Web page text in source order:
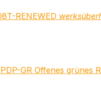
RENEWED
GR Offenes grünes